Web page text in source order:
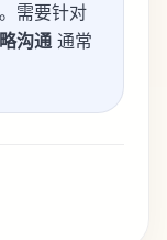
需要针对
沟通通常